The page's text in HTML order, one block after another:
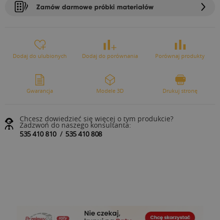
Zamów darmowe próbki materiałów
Dodaj do ulubionych Dodaj do porównania Porównaj produkty
Gwarancja Modele 3D Drukuj stronę
Chcesz dowiedzieć się więcej o tym produkcie?
Zadzwoń do naszego konsultanta:
535 410 810/ 535 410 808